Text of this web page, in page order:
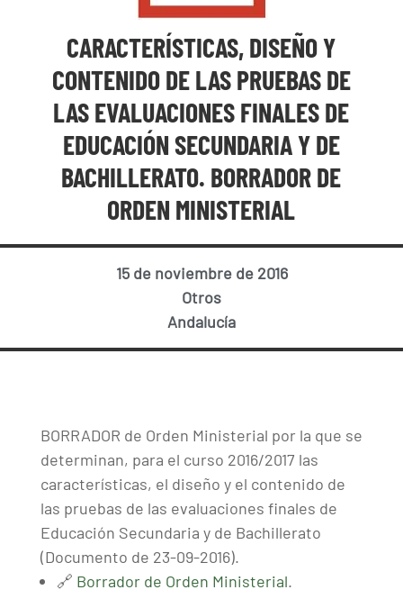
CARACTERÍSTICAS, DISEÑO Y
CONTENIDO DE LAS PRUEBAS DE
LAS EVALUACIONES FINALES DE
EDUCACIÓN SECUNDARIA Y DE
BACHILLERATO. BORRADOR DE
ORDEN MINISTERIAL
15 de noviembre de 2016
Otros
Andalucía
BORRADOR de Orden Ministerial por la que se
determinan, para el curso 2016/2017 las
características, el diseño y el contenido de
las pruebas de las evaluaciones finales de
Educación Secundaria y de Bachillerato
(Documento de 23-09-2016).
🔗 Borrador de Orden Ministerial.